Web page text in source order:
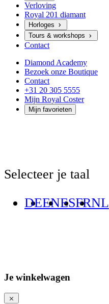
Verloving
Royal 201 diamant
Horloges
Tours & workshops
Contact
Diamond Academy
Bezoek onze Boutique
Contact
+31 20 305 5555
Mijn Royal Coster
Mijn favorieten
Selecteer je taal
DEENESFRNL
Je winkelwagen